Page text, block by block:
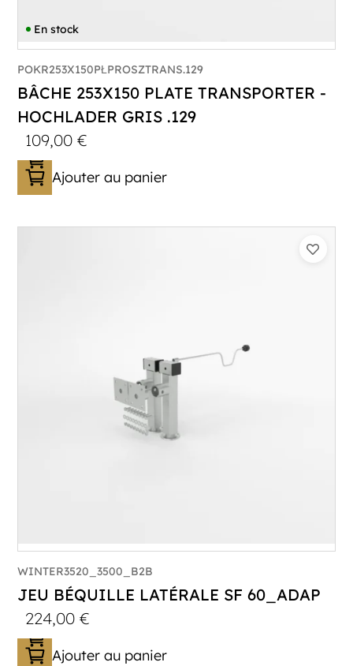
En stock
POKR253X150PŁPROSZTRANS.129
BÂCHE 253X150 PLATE TRANSPORTER -
HOCHLADER GRIS .129
109,00€
Ajouter au panier
WINTER3520_3500_B2B
JEU BÉQUILLE LATÉRALE SF 60_ADAP
224,00€
Ajouter au panier